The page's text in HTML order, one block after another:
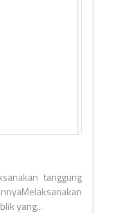
tanggung
yang...